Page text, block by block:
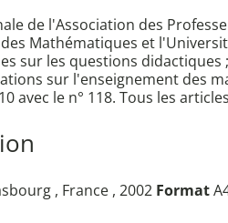
de l'Association des
Mathématiques et
sur les questions
sur l'enseignement des
avec le n° 118. Tous les
, France , 2002 Format